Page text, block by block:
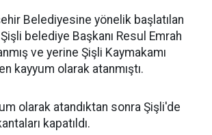
Belediyesine yönelik başlatılan
belediye Başkanı Resul Emrah
ve yerine Şişli Kaymakamı
kayyum olarak atanmıştı.
olarak atandıktan sonra Şişli'de
kapatıldı.